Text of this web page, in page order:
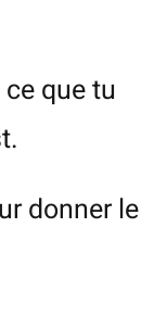
que tu
donner le